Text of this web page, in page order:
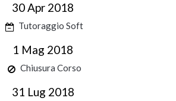
30 Apr 2018
Tutoraggio Soft
1 Mag 2018
Chiusura Corso
31 Lug 2018